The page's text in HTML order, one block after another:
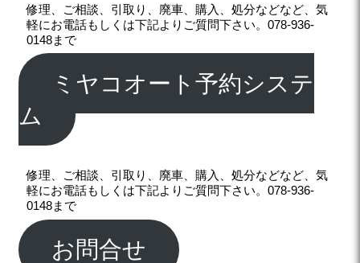
修理、ご相談、引取り、廃車、購入、処分などなど、気
軽にお電話もしくは下記よりご質問下さい。078-936-
0148まで
ミヤコオート予約システ
ム
修理、ご相談、引取り、廃車、購入、処分などなど、気
軽にお電話もしくは下記よりご質問下さい。078-936-
0148まで
お問合せ